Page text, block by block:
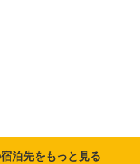
泊先をもっと見る